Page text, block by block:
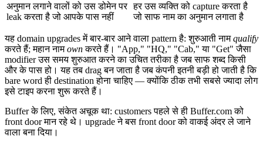
अनुमान लगाने वालों को उस डोमेन पर
leak करता है जो आपके पास नहीं
हर उस व्यक्ति को capture करता है
जो साफ नाम का अनुमान लगाता है
यह domain upgrades में बार-बार आने वाला pattern है: शुरुआती नामqualify
करते हैं; महान नामownकरते हैं। "App," "HQ," "Cab," या "Get" जैसा
modifier उस समय शुरुआत करने का उचित तरीका है जब साफ शब्द किसी
और के पास हो। यह तब drag बन जाता है जब कंपनी इतनी बड़ी हो जाती है कि
bare word ही destination होना चाहिए — क्योंकि ठीक तभी सबसे ज्यादा लोग
इसे टाइप करना शुरू करते हैं।
Buffer के लिए, संकेत अचूक था: customers पहले से ही Buffer.com को
front door मान रहे थे। upgrade ने बस front door को वाकई अंदर ले जाने
वाला बना दिया।